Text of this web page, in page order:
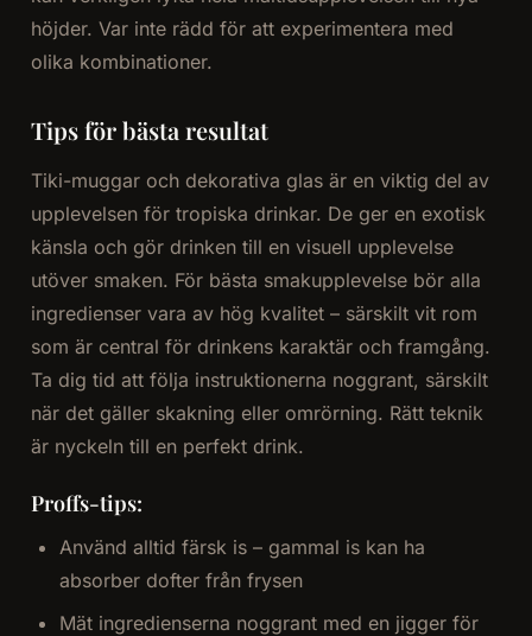
höjder. Var inte rädd för att experimentera med
olika kombinationer.
Tips för bästa resultat
Tiki-muggar och dekorativa glas är en viktig del av
upplevelsen för tropiska drinkar. De ger en exotisk
känsla och gör drinken till en visuell upplevelse
utöver smaken. För bästa smakupplevelse bör alla
ingredienser vara av hög kvalitet – särskilt vit rom
som är central för drinkens karaktär och framgång.
Ta dig tid att följa instruktionerna noggrant, särskilt
när det gäller skakning eller omrörning. Rätt teknik
är nyckeln till en perfekt drink.
Proffs-tips:
Använd alltid färsk is – gammal is kan ha
absorber dofter från frysen
Mät ingredienserna noggrant med en jigger för